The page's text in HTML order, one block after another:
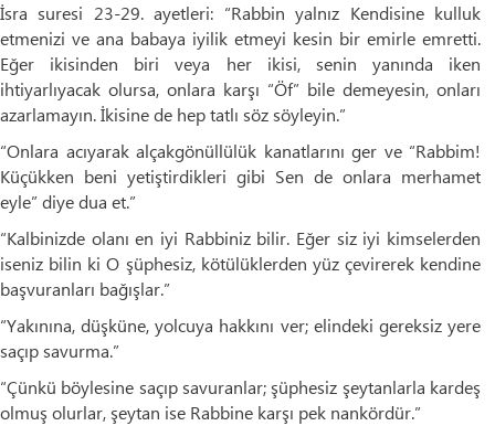
İsra suresi 23-29. ayetleri: “Rabbin yalnız Kendisine kulluk
etmenizi ve ana babaya iyilik etmeyi kesin bir emirle emretti.
Eğer ikisinden biri veya her ikisi, senin yanında iken
ihtiyarlıyacak olursa, onlara karşı “Öf” bile demeyesin, onları
azarlamayın. İkisine de hep tatlı söz söyleyin.”
“Onlara acıyarak alçakgönüllülük kanatlarını ger ve “Rabbim!
Küçükken beni yetiştirdikleri gibi Sen de onlara merhamet
eyle” diye dua et.”
“Kalbinizde olanı en iyi Rabbiniz bilir. Eğer siz iyi kimselerden
iseniz bilin ki O şüphesiz, kötülüklerden yüz çevirerek kendine
başvuranları bağışlar.”
“Yakınına, düşküne, yolcuya hakkını ver; elindeki gereksiz yere
saçıp savurma.”
“Çünkü böylesine saçıp savuranlar; şüphesiz şeytanlarla kardeş
olmuş olurlar, şeytan ise Rabbine karşı pek nankördür.”